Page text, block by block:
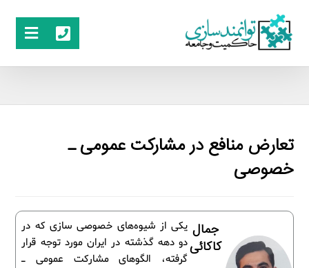
تعارض منافع در مشارکت عمومی ـ
خصوصی
یکی از شیوه‌های خصوصی سازی که در
دو دهه گذشته در ایران مورد توجه قرار
گرفته، الگوهای مشارکت عمومی ـ
جمال
کاکائی